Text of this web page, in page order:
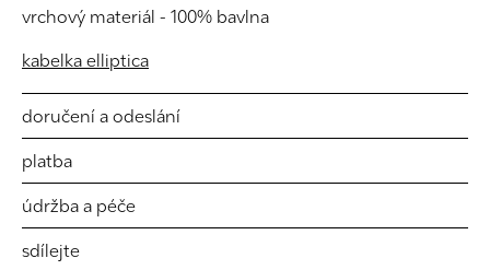
vrchový materiál - 100% bavlna
kabelka elliptica
doručení a odeslání
platba
údržba a péče
sdílejte